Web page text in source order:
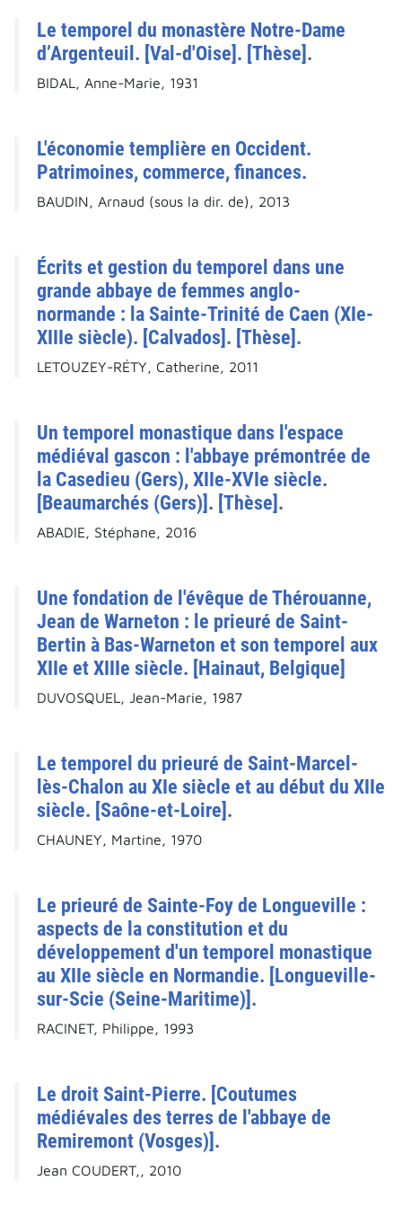
Le temporel du monastère Notre-Dame
d’Argenteuil. [Val-d'Oise]. [Thèse].
BIDAL, Anne-Marie, 1931
L'économie templière en Occident.
Patrimoines, commerce, finances.
BAUDIN, Arnaud (sous la dir. de), 2013
Écrits et gestion du temporel dans une
grande abbaye de femmes anglo-
normande : la Sainte-Trinité de Caen (XIe-
XIIIe siècle). [Calvados]. [Thèse].
LETOUZEY-RÉTY, Catherine, 2011
Un temporel monastique dans l'espace
médiéval gascon : l'abbaye prémontrée de
la Casedieu (Gers), XIIe-XVIe siècle.
[Beaumarchés (Gers)]. [Thèse].
ABADIE, Stéphane, 2016
Une fondation de l'évêque de Thérouanne,
Jean de Warneton : le prieuré de Saint-
Bertin à Bas-Warneton et son temporel aux
XIIe et XIIIe siècle. [Hainaut, Belgique]
DUVOSQUEL, Jean-Marie, 1987
Le temporel du prieuré de Saint-Marcel-
lès-Chalon au XIe siècle et au début du XIIe
siècle. [Saône-et-Loire].
CHAUNEY, Martine, 1970
Le prieuré de Sainte-Foy de Longueville :
aspects de la constitution et du
développement d'un temporel monastique
au XIIe siècle en Normandie. [Longueville-
sur-Scie (Seine-Maritime)].
RACINET, Philippe, 1993
Le droit Saint-Pierre. [Coutumes
médiévales des terres de l'abbaye de
Remiremont (Vosges)].
Jean COUDERT,, 2010